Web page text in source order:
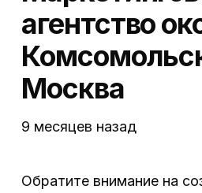
агентство
Москва
9 месяцев назад
Обратите внимание на